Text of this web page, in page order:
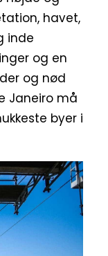
havet,
inde
og en
og nød
Janeiro må
byer i